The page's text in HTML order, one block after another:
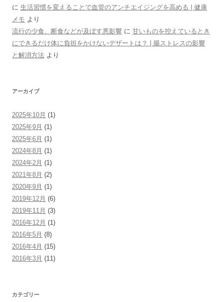
に 生活習慣を変えることで血管のアンチエイジングを高める | 健康
メモ より
流行の少食、断食などが及ぼす悪影響 に 甘いものを控えているとき
にできるだけ体に負担をかけないデザートは？ | 腸ストレスの影響
と解消方法 より
アーカイブ
2025年10月 (1)
2025年9月 (1)
2025年6月 (1)
2024年8月 (1)
2024年2月 (1)
2021年8月 (2)
2020年9月 (1)
2019年12月 (6)
2019年11月 (3)
2016年12月 (1)
2016年5月 (8)
2016年4月 (15)
2016年3月 (11)
カテゴリー